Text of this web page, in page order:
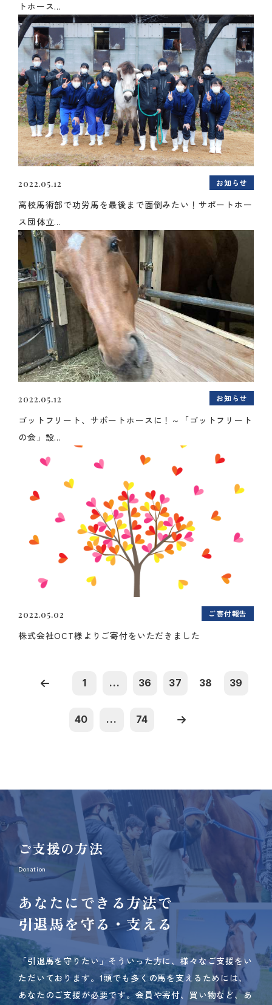
トホース...
2022.05.12 お知らせ
高校馬術部で功労馬を最後まで面倒みたい！サポートホー
ス団体立...
2022.05.12 お知らせ
ゴットフリート、サポートホースに！～「ゴットフリート
の会」設...
2022.05.02 ご寄付報告
株式会社OCT様よりご寄付をいただきました
1 ... 36 37 38 39
40 ... 74
ご支援の方法
Donation
あなたにできる方法で
引退馬を守る・支える
「引退馬を守りたい」そういった方に、様々なご支援をい
ただいております。 1頭でも多くの馬を支えるためには、
あなたのご支援が必要です。 会員や寄付、買い物など、あ